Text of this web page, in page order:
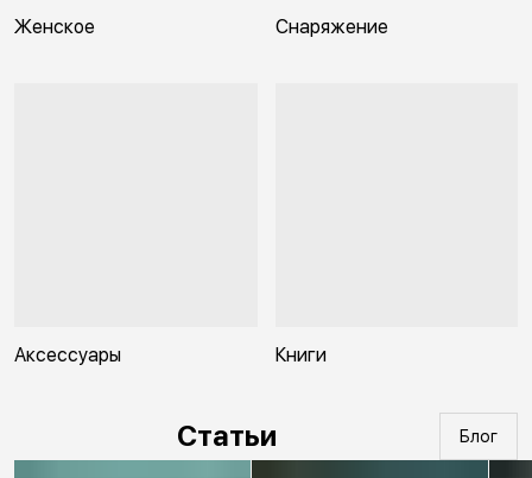
Женское Снаряжение
Аксессуары Книги
Статьи Блог